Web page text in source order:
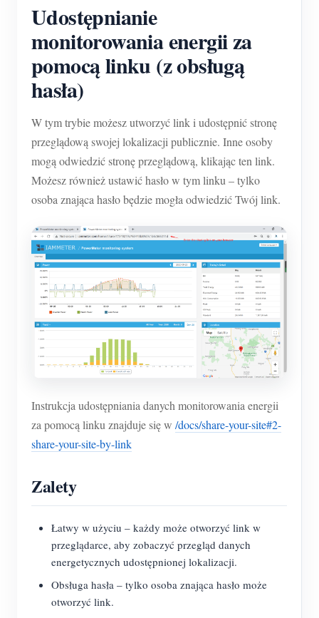
Udostępnianie
monitorowania energii za
pomocą linku (z obsługą
hasła)
W tym trybie możesz utworzyć link i udostępnić stronę
przeglądową swojej lokalizacji publicznie. Inne osoby
mogą odwiedzić stronę przeglądową, klikając ten link.
Możesz również ustawić hasło w tym linku – tylko
osoba znająca hasło będzie mogła odwiedzić Twój link.
Instrukcja udostępniania danych monitorowania energii
za pomocą linku znajduje się w /docs/share-your-site#2-
share-your-site-by-link
Zalety
Łatwy w użyciu – każdy może otworzyć link w
przeglądarce, aby zobaczyć przegląd danych
energetycznych udostępnionej lokalizacji.
Obsługa hasła – tylko osoba znająca hasło może
otworzyć link.